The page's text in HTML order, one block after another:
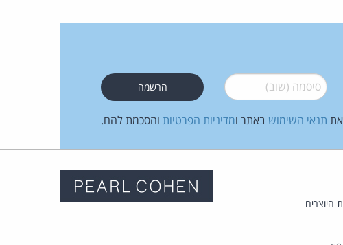
סיסמה (שוב)*
תנאי השימוש באתר ומדיניות הפרטיות והסכמת להם.
היוצרים